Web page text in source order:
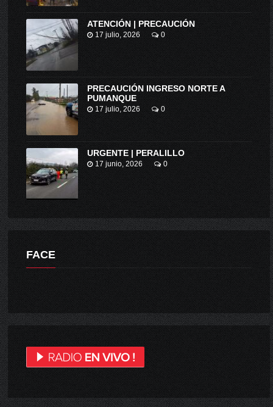
ATENCIÓN | PRECAUCIÓN
17 julio, 2026 0
PRECAUCIÓN INGRESO NORTE A
PUMANQUE
17 julio, 2026 0
URGENTE | PERALILLO
17 junio, 2026 0
FACE